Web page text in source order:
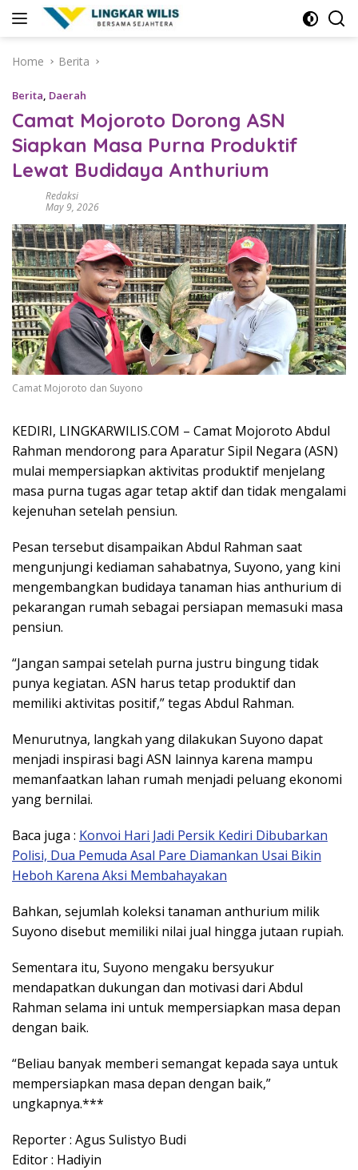
Home
Berita
Berita, Daerah
Camat Mojoroto Dorong ASN
Siapkan Masa Purna Produktif
Lewat Budidaya Anthurium
Redaksi
May 9, 2026
Camat Mojoroto dan Suyono
KEDIRI, LINGKARWILIS.COM – Camat Mojoroto Abdul
Rahman mendorong para Aparatur Sipil Negara (ASN)
mulai mempersiapkan aktivitas produktif menjelang
masa purna tugas agar tetap aktif dan tidak mengalami
kejenuhan setelah pensiun.
Pesan tersebut disampaikan Abdul Rahman saat
mengunjungi kediaman sahabatnya, Suyono, yang kini
mengembangkan budidaya tanaman hias anthurium di
pekarangan rumah sebagai persiapan memasuki masa
pensiun.
“Jangan sampai setelah purna justru bingung tidak
punya kegiatan. ASN harus tetap produktif dan
memiliki aktivitas positif,” tegas Abdul Rahman.
Menurutnya, langkah yang dilakukan Suyono dapat
menjadi inspirasi bagi ASN lainnya karena mampu
memanfaatkan lahan rumah menjadi peluang ekonomi
yang bernilai.
Baca juga : Konvoi Hari Jadi Persik Kediri Dibubarkan
Polisi, Dua Pemuda Asal Pare Diamankan Usai Bikin
Heboh Karena Aksi Membahayakan
Bahkan, sejumlah koleksi tanaman anthurium milik
Suyono disebut memiliki nilai jual hingga jutaan rupiah.
Sementara itu, Suyono mengaku bersyukur
mendapatkan dukungan dan motivasi dari Abdul
Rahman selama ini untuk mempersiapkan masa depan
dengan baik.
“Beliau banyak memberi semangat kepada saya untuk
mempersiapkan masa depan dengan baik,”
ungkapnya.***
Reporter : Agus Sulistyo Budi
Editor : Hadiyin